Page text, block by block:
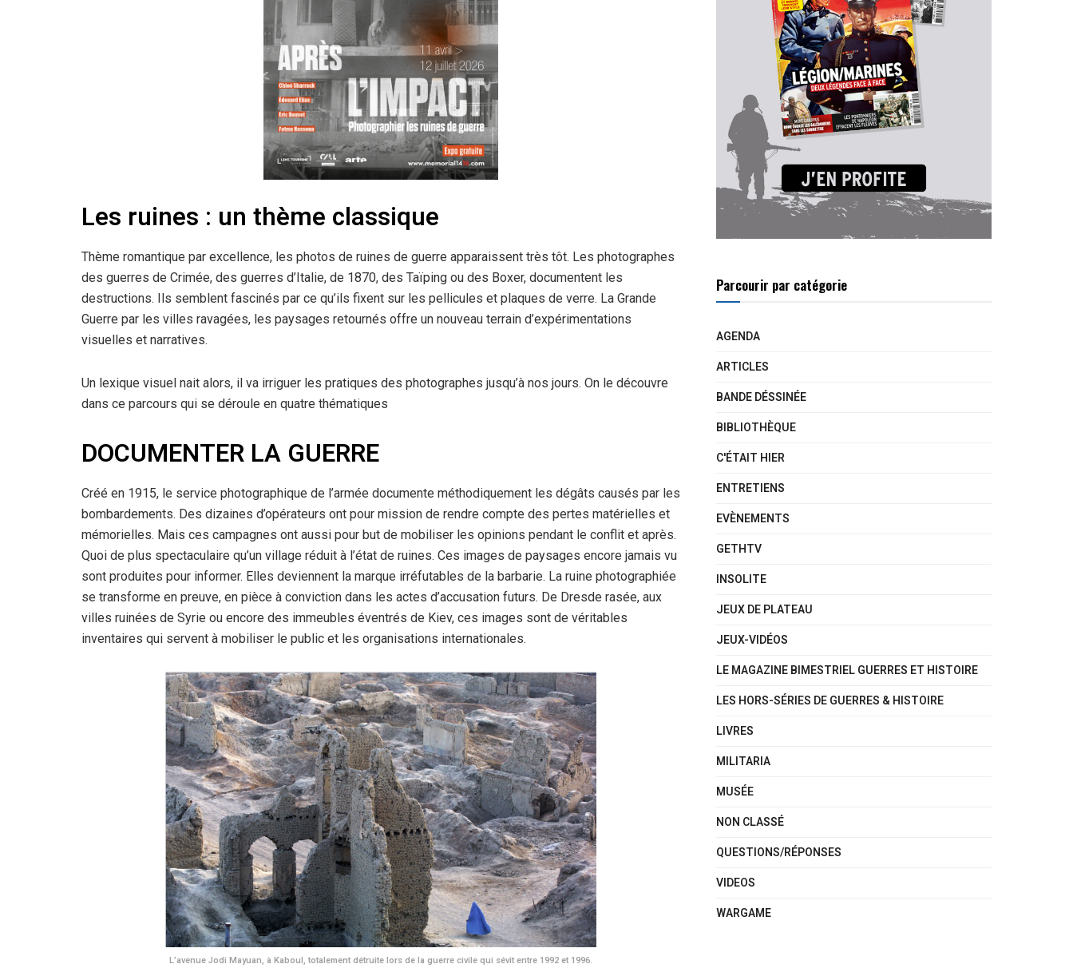
Les ruines : un thème classique
Thème romantique par excellence, les photos de ruines de guerre apparaissent très tôt. Les photographes
des guerres de Crimée, des guerres d’Italie, de 1870, des Taïping ou des Boxer, documentent les
destructions. Ils semblent fascinés par ce qu’ils fixent sur les pellicules et plaques de verre. La Grande
Guerre par les villes ravagées, les paysages retournés offre un nouveau terrain d’expérimentations
visuelles et narratives.
Un lexique visuel nait alors, il va irriguer les pratiques des photographes jusqu’à nos jours. On le découvre
dans ce parcours qui se déroule en quatre thématiques
DOCUMENTER LA GUERRE
Créé en 1915, le service photographique de l’armée documente méthodiquement les dégâts causés par les
bombardements. Des dizaines d’opérateurs ont pour mission de rendre compte des pertes matérielles et
mémorielles. Mais ces campagnes ont aussi pour but de mobiliser les opinions pendant le conflit et après.
Quoi de plus spectaculaire qu’un village réduit à l’état de ruines. Ces images de paysages encore jamais vu
sont produites pour informer. Elles deviennent la marque irréfutables de la barbarie. La ruine photographiée
se transforme en preuve, en pièce à conviction dans les actes d’accusation futurs. De Dresde rasée, aux
villes ruinées de Syrie ou encore des immeubles éventrés de Kiev, ces images sont de véritables
inventaires qui servent à mobiliser le public et les organisations internationales.
L’avenue Jodi Mayuan, à Kaboul, totalement détruite lors de la guerre civile qui sévit entre 1992 et 1996.
Parcourir par catégorie
AGENDA
ARTICLES
BANDE DÉSSINÉE
BIBLIOTHÈQUE
C'ÉTAIT HIER
ENTRETIENS
EVÈNEMENTS
GETHTV
INSOLITE
JEUX DE PLATEAU
JEUX-VIDÉOS
LE MAGAZINE BIMESTRIEL GUERRES ET HISTOIRE
LES HORS-SÉRIES DE GUERRES & HISTOIRE
LIVRES
MILITARIA
MUSÉE
NON CLASSÉ
QUESTIONS/RÉPONSES
VIDEOS
WARGAME